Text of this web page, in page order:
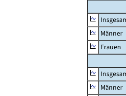
Männer
Frauen
Männer